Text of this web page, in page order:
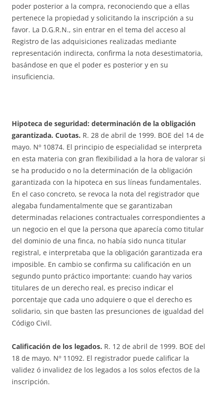
poder posterior a la compra, reconociendo que a ellas
pertenece la propiedad y solicitando la inscripción a su
favor. La D.G.R.N., sin entrar en el tema del acceso al
Registro de las adquisiciones realizadas mediante
representación indirecta, confirma la nota desestimatoria,
basándose en que el poder es posterior y en su
insuficiencia.
Hipoteca de seguridad: determinación de la obligación
garantizada. Cuotas. R. 28 de abril de 1999. BOE del 14 de
mayo. Nº 10874. El principio de especialidad se interpreta
en esta materia con gran flexibilidad a la hora de valorar si
se ha producido o no la determinación de la obligación
garantizada con la hipoteca en sus líneas fundamentales.
En el caso concreto, se revoca la nota del registrador que
alegaba fundamentalmente que se garantizaban
determinadas relaciones contractuales correspondientes a
un negocio en el que la persona que aparecía como titular
del dominio de una finca, no había sido nunca titular
registral, e interpretaba que la obligación garantizada era
imposible. En cambio se confirma su calificación en un
segundo punto práctico importante: cuando hay varios
titulares de un derecho real, es preciso indicar el
porcentaje que cada uno adquiere o que el derecho es
solidario, sin que basten las presunciones de igualdad del
Código Civil.
Calificación de los legados. R. 12 de abril de 1999. BOE del
18 de mayo. Nº 11092. El registrador puede calificar la
validez ó invalidez de los legados a los solos efectos de la
inscripción.